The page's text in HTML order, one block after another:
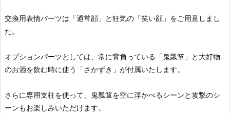
交換用表情パーツは「通常顔」と狂気の「笑い顔」をご用意しまし
た。
オプションパーツとしては、常に背負っている「鬼瓢箪」と大好物
のお酒を飲む時に使う「さかずき」が付属いたします。
さらに専用支柱を使って、鬼瓢箪を空に浮かべるシーンと攻撃のシ
ーンもお楽しみいただけます。